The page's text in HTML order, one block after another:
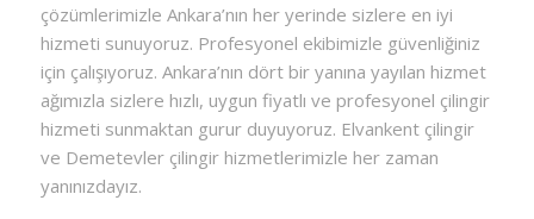
çözümlerimizle Ankara’nın her yerinde sizlere en iyi
hizmeti sunuyoruz. Profesyonel ekibimizle güvenliğiniz
için çalışıyoruz. Ankara’nın dört bir yanına yayılan hizmet
ağımızla sizlere hızlı, uygun fiyatlı ve profesyonel çilingir
hizmeti sunmaktan gurur duyuyoruz. Elvankent çilingir
ve Demetevler çilingir hizmetlerimizle her zaman
yanınızdayız.